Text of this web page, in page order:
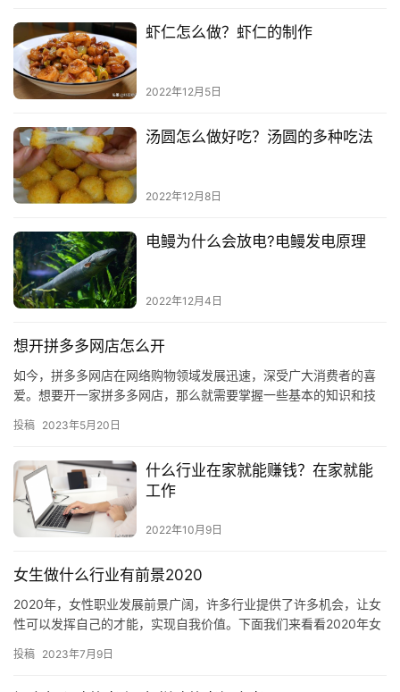
虾仁怎么做？虾仁的制作
2022年12月5日
汤圆怎么做好吃？汤圆的多种吃法
2022年12月8日
电鳗为什么会放电?电鳗发电原理
2022年12月4日
想开拼多多网店怎么开
如今，拼多多网店在网络购物领域发展迅速，深受广大消费者的喜
爱。想要开一家拼多多网店，那么就需要掌握一些基本的知识和技
多…
投稿 2023年5月20日
什么行业在家就能赚钱？在家就能
工作
2022年10月9日
女生做什么行业有前景2020
2020年，女性职业发展前景广阔，许多行业提供了许多机会，让女
性可以发挥自己的才能，实现自我价值。下面我们来看看2020年女
投稿 2023年7月9日